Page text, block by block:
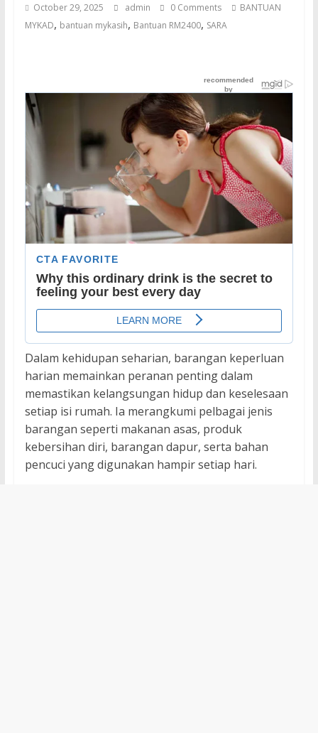
October 29, 2025 admin 0 Comments
BANTUAN
MYKAD, bantuan mykasih, Bantuan RM2400, SARA
Dalam kehidupan seharian, barangan keperluan
harian memainkan peranan penting dalam
memastikan kelangsungan hidup dan keselesaan
setiap isi rumah. Ia merangkumi pelbagai jenis
barangan seperti makanan asas, produk
kebersihan diri, barangan dapur, serta bahan
pencuci yang digunakan hampir setiap hari.